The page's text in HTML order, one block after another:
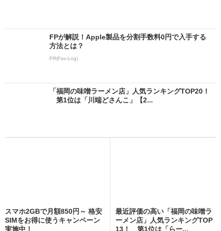
FPが解説！Apple製品を分割手数料0円で入手する
方法とは？
PR(Fav-Log)
「福岡の味噌ラーメン店」人気ランキングTOP20！
第1位は「川端どさんこ」【2...
スマホ2GBで月額850円～ 格安
SIMをお得に使うキャンペーン
実施中！
最近評価の高い「福岡の味噌ラ
ーメン店」人気ランキングTOP
13！ 第1位は「らー...